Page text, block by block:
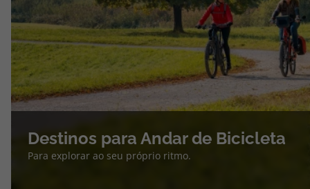
Destinos para Andar de Bicicleta
Para explorar ao seu próprio ritmo.